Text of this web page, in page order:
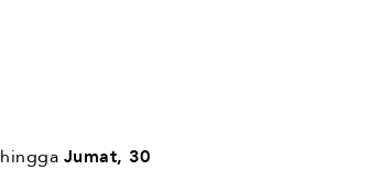
hingga Jumat, 30